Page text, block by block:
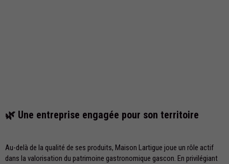
🌿 Une entreprise engagée pour son territoire
Au-delà de la qualité de ses produits, Maison Lartigue joue un rôle actif
dans la valorisation du patrimoine gastronomique gascon. En privilégiant